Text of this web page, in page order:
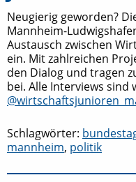
Neugierig geworden?
Mannheim-
Austausch zwischen
ein. Mit zahlreichen
den Dialog und tragen
bei. Alle Interviews
Schlagwörter:
mannheim, politik